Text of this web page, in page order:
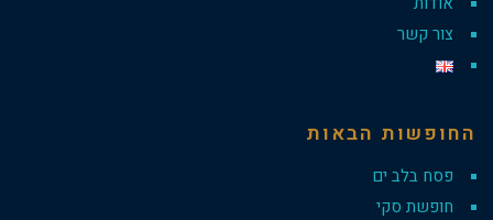
צור קשר
החופשות הבאות
פסח בלב ים
חופשת סקי